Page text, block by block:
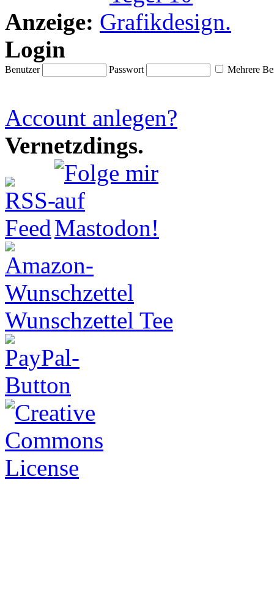
Anzeige:
Login
Benutzer Passwort Mehrere
Account anlegen?
Vernetzdings.
Wunschzettel Tee